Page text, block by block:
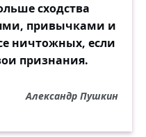
другой,
тебя! —
бывает
сходства
привычками и
ничтожных, если
признания.
Александр Пушкин